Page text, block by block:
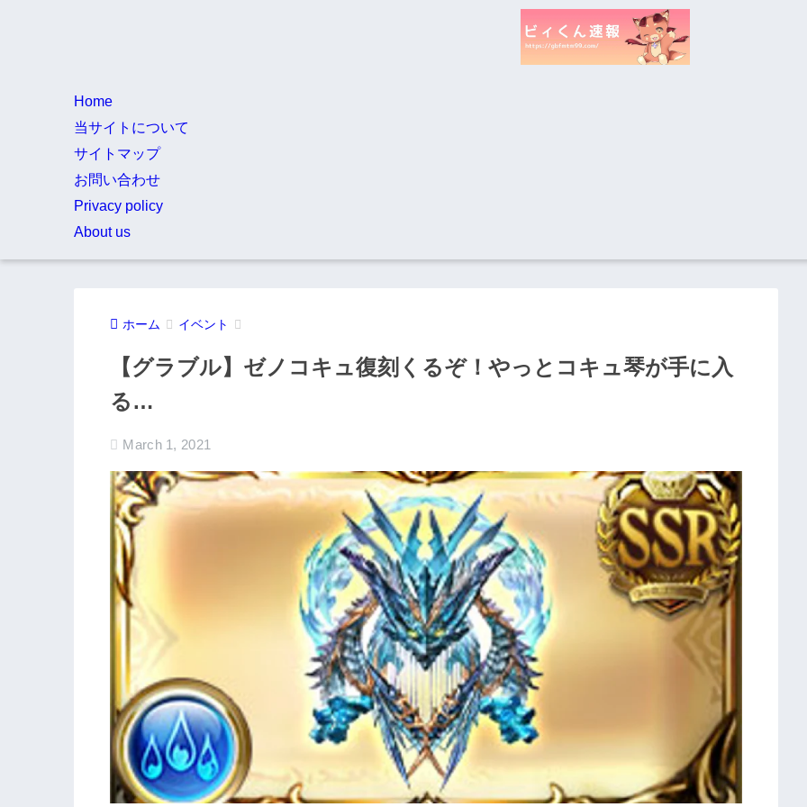
Home
当サイトについて
サイトマップ
お問い合わせ
Privacy policy
About us
ホーム イベント
【グラブル】ゼノコキュ復刻くるぞ！やっとコキュ琴が手に入
る…
March 1, 2021